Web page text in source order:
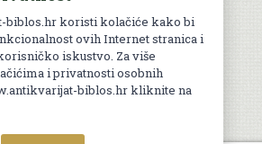
Uvjeti kupnje
pridržana. Web by
biblos.hr koristi kolačiće kako bi
ovih Internet stranica i
iskustvo. Za više
i privatnosti osobnih
biblos.hr kliknite na